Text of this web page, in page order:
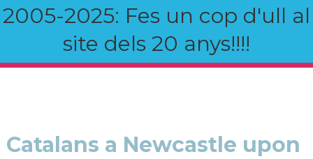
2005-2025: Fes un cop d'ull al
site dels 20 anys!!!!
Catalans a Newcastle upon